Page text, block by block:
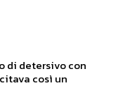
di detersivo con
così un